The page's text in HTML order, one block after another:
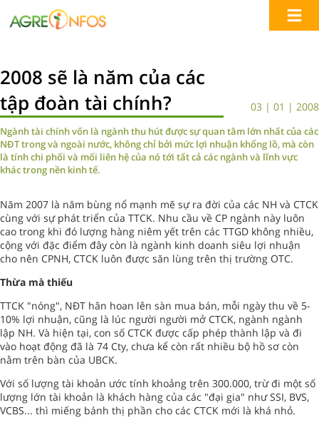
2008 sẽ là năm của các
tập đoàn tài chính?
03 | 01 | 2008
Ngành tài chính vốn là ngành thu hút được sự quan tâm lớn nhất của các
NĐT trong và ngoài nước, không chỉ bởi mức lợi nhuận khổng lồ, mà còn
là tính chi phối và mối liên hệ của nó tới tất cả các ngành và lĩnh vực
khác trong nền kinh tế.
Năm 2007 là năm bùng nổ mạnh mẽ sự ra đời của các NH và CTCK
cùng với sự phát triển của TTCK. Nhu cầu về CP ngành này luôn
cao trong khi đó lượng hàng niêm yết trên các TTGD không nhiều,
cộng với đặc điểm đây còn là ngành kinh doanh siêu lợi nhuận
cho nên CPNH, CTCK luôn được săn lùng trên thị trường OTC.
Thừa mà thiếu
TTCK "nóng", NĐT hân hoan lên sàn mua bán, mỗi ngày thu về 5-
10% lợi nhuận, cũng là lúc người người mở CTCK, ngành ngành
lập NH. Và hiện tại, con số CTCK được cấp phép thành lập và đi
vào hoạt động đã là 74 Cty, chưa kể còn rất nhiều bộ hồ sơ còn
nằm trên bàn của UBCK.
Với số lượng tài khoản ước tính khoảng trên 300.000, trừ đi một số
lượng lớn tài khoản là khách hàng của các "đại gia" như SSI, BVS,
VCBS... thì miếng bánh thị phần cho các CTCK mới là khá nhỏ.